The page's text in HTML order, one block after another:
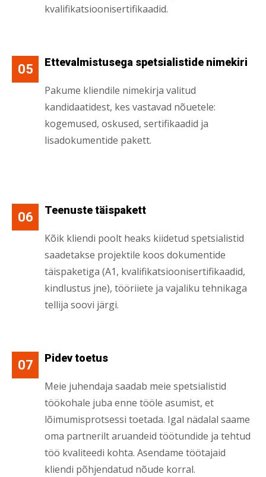
kvalifikatsioonisertifikaadid.
05 Ettevalmistusega spetsialistide nimekiri
Pakume kliendile nimekirja valitud
kandidaatidest, kes vastavad nõuetele:
kogemused, oskused, sertifikaadid ja
lisadokumentide pakett.
06 Teenuste täispakett
Kõik kliendi poolt heaks kiidetud spetsialistid
saadetakse projektile koos dokumentide
täispaketiga (A1, kvalifikatsioonisertifikaadid,
kindlustus jne), tööriiete ja vajaliku tehnikaga
tellija soovi järgi.
07 Pidev toetus
Meie juhendaja saadab meie spetsialistid
töökohale juba enne tööle asumist, et
lõimumisprotsessi toetada. Igal nädalal saame
oma partnerilt aruandeid töötundide ja tehtud
töö kvaliteedi kohta. Asendame töötajaid
kliendi põhjendatud nõude korral.